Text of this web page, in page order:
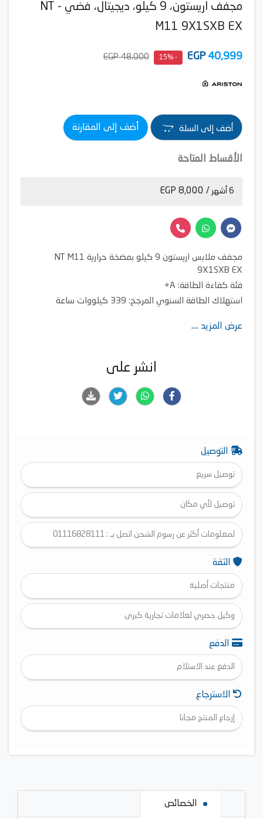
مجفف اريستون، 9 كيلو، ديجيتال، فضي - NT
M11 9X1SXB EX
40,999
EGP
- 15%
48,000 EGP
أضف إلى السلة أضف إلى المقارنة
الأقساط المتاحة
6 أشهر / 8,000 EGP
مجفف ملابس اريستون 9 كيلو بمضخة حرارية NT M11
9X1SXB EX
فئة كفاءة الطاقة: A+
استهلاك الطاقة السنوي المرجح: 339 كيلووات ساعة
عرض المزيد ....
انشر على
التوصيل
توصيل سريع
توصيل لأي مكان
لمعلومات أكثر عن رسوم الشحن اتصل بـ : 01116828111
الثقة
منتجات أصلية
وكيل حصري لعلامات تجارية كبرى
الدفع
الدفع عند الاستلام
الاسترجاع
إرجاع المنتج مجانا
الخصائص